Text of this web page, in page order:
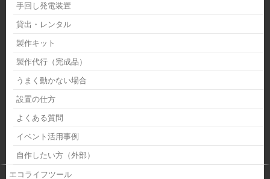
手回し発電装置
貸出・レンタル
製作キット
製作代行（完成品）
うまく動かない場合
設置の仕方
よくある質問
イベント活用事例
自作したい方（外部）
エコライフツール